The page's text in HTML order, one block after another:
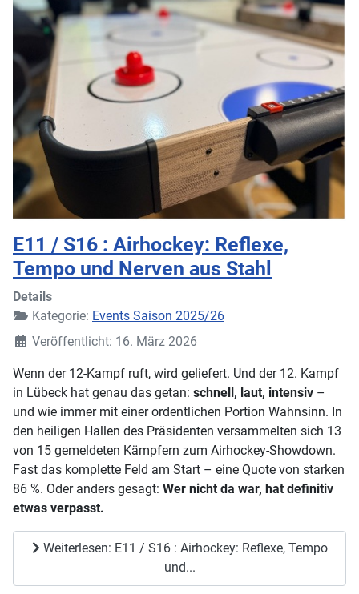
E11 / S16 : Airhockey: Reflexe,
Tempo und Nerven aus Stahl
Details
Kategorie: Events Saison 2025/26
Veröffentlicht: 16. März 2026
Wenn der 12-Kampf ruft, wird geliefert. Und der 12. Kampf
in Lübeck hat genau das getan: schnell, laut, intensiv –
und wie immer mit einer ordentlichen Portion Wahnsinn. In
den heiligen Hallen des Präsidenten versammelten sich 13
von 15 gemeldeten Kämpfern zum Airhockey-Showdown.
Fast das komplette Feld am Start – eine Quote von starken
86 %. Oder anders gesagt: Wer nicht da war, hat definitiv
etwas verpasst.
Weiterlesen: E11 / S16 : Airhockey: Reflexe, Tempo
und...